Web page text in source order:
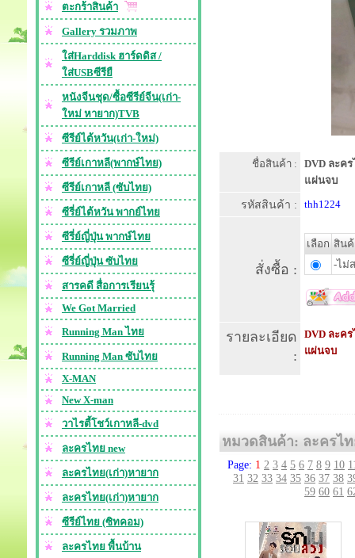
ตะกร้าสินค้า
Gallery รวมภาพ
ใส่Harddisk ฮาร์ดดิส /
ใส่USBซีรียื
หนังจีนชุด/ซื้อซีรีย์จีน(เก่า-
ใหม่ หายาก)TVB
ซีรีย์ไต้หวัน(เก่า-ใหม่)
ซีรีย์เกาหลี(พากษ์ไทย)
ซีรีย์เกาหลี (ซับไทย)
ซีรี่ย์ไต้หวัน พากย์ไทย
ซีรี่ย์ญี่ปุ่น พากษ์ไทย
ซีรี่ย์ญี่ปุ่น ซับไทย
สารคดี สื่อการเรียนรุ้
We Got Married
Running Man ไทย
Running Man ซับไทย
X-MAN
New X-man
วาไรตี้โชว์เกาหลี-dvd
ละครไทย new
ละครไทย(เก่า)หายาก
ละครไทย(เก่า)หายาก
ซีรีย์ไทย (ซิทคอม)
ละครไทย พื้นบ้าน
ชื่อสินค้า :
DVD ละค
แผ่นจบ
รหัสสินค้า : thh1224
สั่งซื้อ :
เลือก สินค้
-ไม่
รายละเอียด
:
DVD ละค
แผ่นจบ
หมวดสินค้า: ละครไท
Page: 1 2 3 4 5 6 7 8 9 10
31 32 33 34 35 36 37 38
59 60 61